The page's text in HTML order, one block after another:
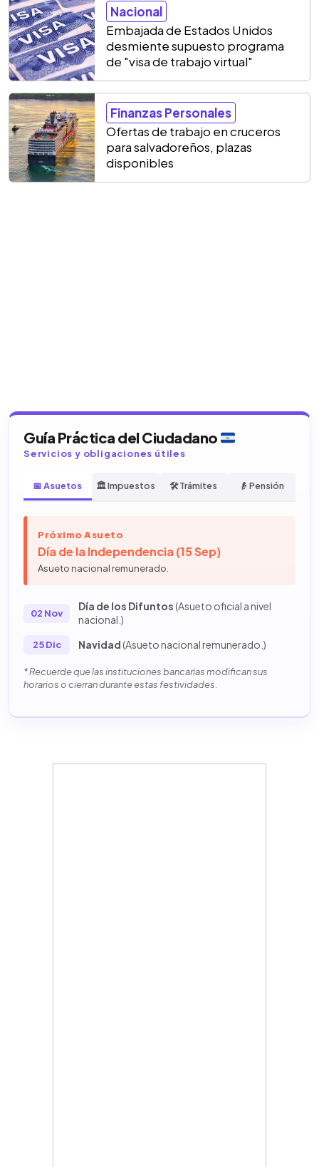
Nacional
Embajada de Estados Unidos
desmiente supuesto programa
de "visa de trabajo virtual"
Finanzas Personales
Ofertas de trabajo en cruceros
para salvadoreños, plazas
disponibles
Guía Práctica del Ciudadano
Servicios y obligaciones útiles
📅 Asuetos 🏛️ Impuestos 🛠️ Trámites 👴 Pensión
Próximo Asueto
Día de la Independencia (15 Sep)
Asueto nacional remunerado.
02 Nov
Día de los Difuntos(Asueto oficial a nivel
nacional.)
25 Dic Navidad(Asueto nacional remunerado.)
* Recuerde que las instituciones bancarias modifican sus
horarios o cierran durante estas festividades.